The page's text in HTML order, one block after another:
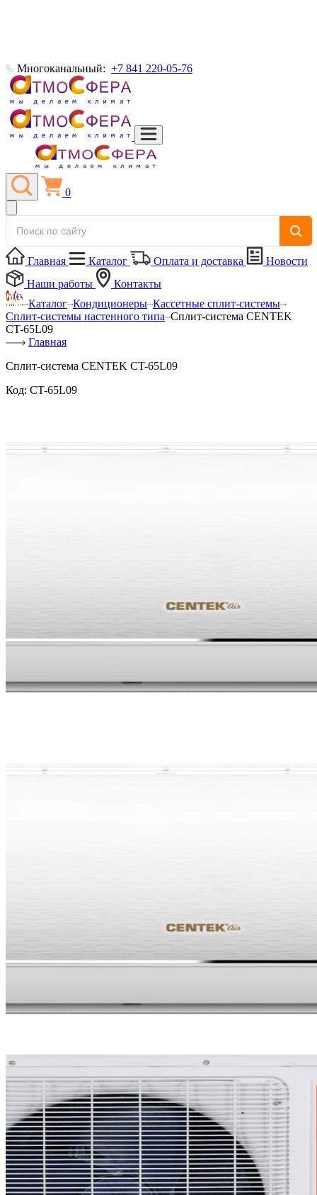
Многоканальный: +7 841 220-05-76
0
Главная Каталог Оплата и доставка
Новости
Наши работы
Контакты
Каталог Кондиционеры Кассетные сплит-системы
Сплит-системы настенного типа Сплит-система CENTEK
CT-65L09
Главная
Сплит-система CENTEK CT-65L09
Код: CT-65L09